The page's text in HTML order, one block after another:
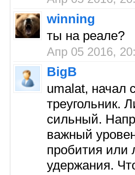
winning
ты на реале?
Апр 05 2016,
BigB
umalat, начал
треугольник.
сильный.
важный
пробития или
удержания.